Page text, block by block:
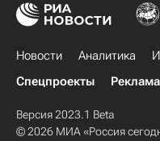
Новости Аналитика
Спецпроекты
Реклама
Версия 2023.1 Beta
© 2026 МИА «Россия